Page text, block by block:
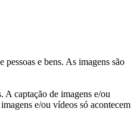
e bens. As imagens são
A captação de imagens e/ou
e/ou vídeos só acontecem